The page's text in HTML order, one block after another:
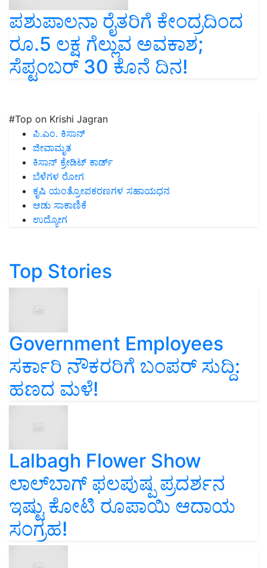
ಪಶುಪಾಲನಾ ರೈತರಿಗೆ ಕೇಂದ್ರದಿಂದ
ರೂ.5 ಲಕ್ಷ ಗೆಲ್ಲುವ ಅವಕಾಶ;
ಸೆಪ್ಟಂಬರ್‌ 30 ಕೊನೆ ದಿನ!
#Top on Krishi Jagran
ಪಿ.ಎಂ. ಕಿಸಾನ್
ಜೀವಾಮೃತ
ಕಿಸಾನ್ ಕ್ರೇಡಿಟ್ ಕಾರ್ಡ್
ಬೆಳೆಗಳ ರೋಗ
ಕೃಷಿ ಯಂತ್ರೋಪಕರಣಗಳ ಸಹಾಯಧನ
ಆಡು ಸಾಕಾಣಿಕೆ
ಉದ್ಯೋಗ
Top Stories
Government Employees
ಸರ್ಕಾರಿ ನೌಕರರಿಗೆ ಬಂಪರ್‌ ಸುದ್ದಿ:
ಹಣದ ಮಳೆ!
Lalbagh Flower Show
ಲಾಲ್‌ಬಾಗ್ ಫಲಪುಷ್ಪ ಪ್ರದರ್ಶನ
ಇಷ್ಟು ಕೋಟಿ ರೂಪಾಯಿ ಆದಾಯ
ಸಂಗ್ರಹ!